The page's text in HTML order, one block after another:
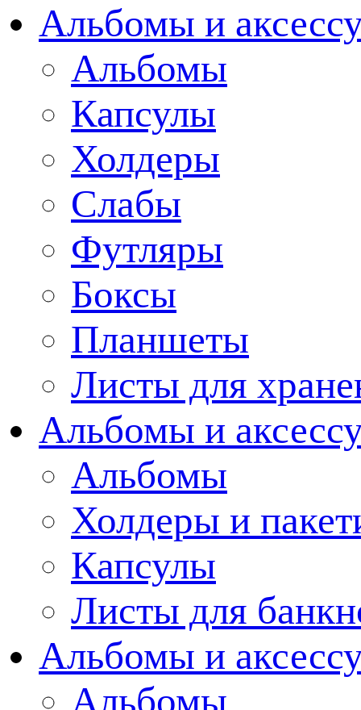
Альбомы и
Альбомы
Капсулы
Холдеры
Слабы
Футляры
Боксы
Планшеты
Листы для
Альбомы и
Альбомы
Холдеры и
Капсулы
Листы для
Альбомы и
Альбомы